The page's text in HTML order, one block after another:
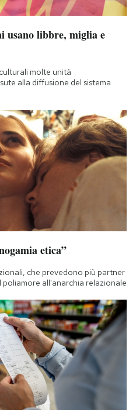
usano libbre, miglia e
molte unità
alla diffusione del sistema
etica”
che prevedono più partner
all'anarchia relazionale